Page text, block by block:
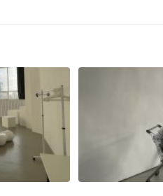
для одежды. Этот зал идеален
и для предметной съёмки.